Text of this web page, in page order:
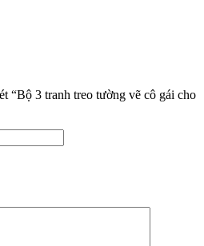
“Bộ 3 tranh treo tường vẽ cô gái cho